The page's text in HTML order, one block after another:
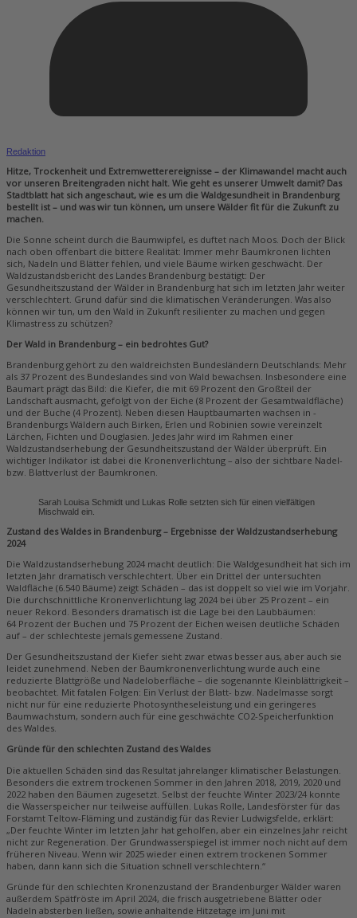
Redaktion
Hitze, Trockenheit und Extremwetterereignisse – der Klimawandel macht auch
vor ­unseren Breitengraden nicht halt. Wie geht es unserer Umwelt damit? Das
Stadtblatt hat sich angeschaut, wie es um die Waldgesundheit in Brandenburg
bestellt ist – und was wir tun können, um unsere Wälder fit für die Zukunft zu
machen.
Die Sonne scheint durch die Baumwipfel, es duftet nach Moos. Doch der Blick
nach oben offenbart die bittere Realität: Immer mehr Baumkronen lichten
sich, Nadeln und Blätter fehlen, und viele Bäume wirken geschwächt. Der
Waldzustandsbericht des Landes Brandenburg bestätigt: Der
Gesundheitszustand der Wälder in Brandenburg hat sich im letzten Jahr weiter
verschlechtert. Grund dafür sind die klimatischen Veränderungen. Was also
können wir tun, um den Wald in Zukunft resilienter zu machen und gegen
Klimastress zu schützen?
Der Wald in Brandenburg – ein bedrohtes Gut?
Brandenburg gehört zu den waldreichsten Bundesländern Deutschlands: Mehr
als 37 Prozent des Bundeslandes sind von Wald bewachsen. Insbesondere eine
Baumart prägt das Bild: die Kiefer, die mit 69 Prozent den Großteil der
Landschaft ausmacht, gefolgt von der Eiche (8 Prozent der Gesamtwaldfläche)
und der Buche (4 Prozent). Neben diesen Hauptbaumarten wachsen in ­
Brandenburgs Wäldern auch Birken, Erlen und Robinien sowie vereinzelt
Lärchen, Fichten und Douglasien. Jedes Jahr wird im Rahmen einer
Waldzustandserhebung der Gesundheitszustand der Wälder überprüft. Ein
wichtiger Indikator ist dabei die ­Kronenverlichtung – also der sichtbare Nadel-
bzw. Blattverlust der Baumkronen.
Sarah Louisa Schmidt und ­Lukas Rolle setzten sich für einen ­vielfältigen
Mischwald ein.
Zustand des Waldes in Brandenburg – Ergebnisse der Waldzustandserhebung
2024
Die Waldzustandserhebung 2024 macht deutlich: Die Waldgesundheit hat sich im
letzten Jahr dramatisch verschlechtert. Über ein Drittel der untersuchten
Waldfläche (6.540 Bäume) zeigt Schäden – das ist doppelt so viel wie im Vorjahr.
Die durchschnittliche Kronenverlichtung lag 2024 bei über 25 Prozent – ein
neuer Rekord. Besonders dramatisch ist die Lage bei den Laubbäumen:
64 Prozent der Buchen und 75 Prozent der Eichen weisen deutliche Schäden
auf – der schlechteste jemals gemessene Zustand.
Der Gesundheitszustand der Kiefer sieht zwar etwas besser aus, aber auch sie
leidet zunehmend. Neben der Baumkronenverlichtung wurde auch eine
reduzierte Blattgröße und Nadeloberfläche – die sogenannte Kleinblättrigkeit –
beobachtet. Mit fatalen Folgen: Ein Verlust der Blatt- bzw. Nadelmasse sorgt
nicht nur für eine reduzierte Photosyntheseleistung und ein geringeres
Baumwachstum, sondern auch für eine geschwächte CO2-Speicherfunktion
des Waldes.
Gründe für den schlechten Zustand des Waldes
Die aktuellen Schäden sind das Resultat jahrelanger klimatischer Belastungen.
Besonders die extrem trockenen Sommer in den Jahren 2018, 2019, 2020 und
2022 haben den Bäumen zugesetzt. Selbst der feuchte Winter 2023/24 konnte
die Wasserspeicher nur teilweise auffüllen. Lukas Rolle, Landesförster für das
Forstamt Teltow-Fläming und zuständig für das Revier Ludwigsfelde, erklärt:
„Der feuchte Winter im letzten Jahr hat geholfen, aber ein einzelnes Jahr reicht
nicht zur Regeneration. Der Grundwasserspiegel ist immer noch nicht auf dem
früheren Niveau. Wenn wir 2025 wieder einen extrem trockenen Sommer
haben, dann kann sich die Situation schnell verschlechtern.“
Gründe für den schlechten Kronenzustand der Brandenburger Wälder waren
außerdem Spätfröste im April 2024, die frisch ausgetriebene Blätter oder
Nadeln absterben ließen, sowie anhaltende Hitzetage im Juni mit